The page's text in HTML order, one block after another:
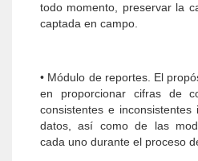
todo momento, preservar la
captada en campo.
• Módulo de reportes. El
en proporcionar cifras de
consistentes e
datos, así como de las
cada uno durante el proceso